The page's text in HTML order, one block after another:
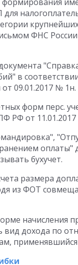
ФНС
в
09.01.2017 № 1н.
форм перс.
РФ от
оплаты"
бухучет.
размера
из ФОТ
начисления
вид дохода по
применявшийся